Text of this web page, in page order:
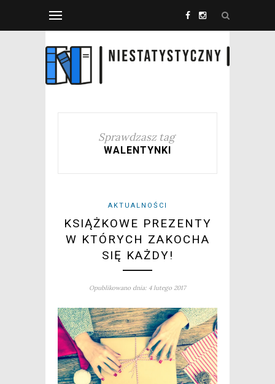
Sprawdzasz tag
WALENTYNKI
AKTUALNOŚCI
KSIĄŻKOWE PREZENTY
W KTÓRYCH ZAKOCHA
SIĘ KAŻDY!
Opublikowano dnia: 4 lutego 2017